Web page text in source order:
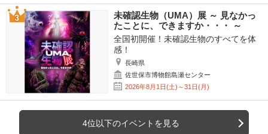
未確認生物（UMA）展 ～ 見なかっ
たことに、できますか・・・ ～
全国初開催！未確認生物のすべてを体
感！
長崎県
佐世保市博物館島瀬センター
2026年8月1日(土)～31日(月)
4位以下のイベントを見る